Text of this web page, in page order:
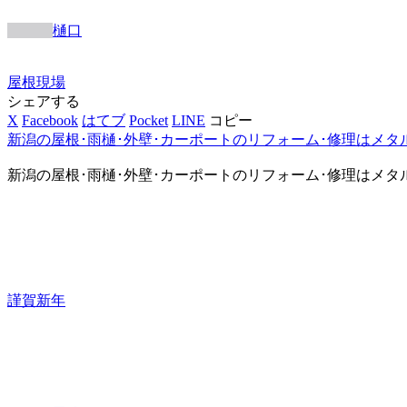
樋口
屋根現場
シェアする
X Facebook はてブ Pocket LINE コピー
新潟の屋根･雨樋･外壁･カーポートのリフォーム･修理はメタ
新潟の屋根･雨樋･外壁･カーポートのリフォーム･修理はメタ
謹賀新年